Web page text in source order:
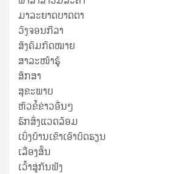
ມາລະຍາດບາດຕາ
ວົງຈອນກີລາ
ສັງຄົມກົດໝາຍ
ສາລະໜ້າຮູ້
ສຶກສາ
ສຸ​ຂະ​ພາບ
ຫົວຂໍ້ຂ່າວອື່ນໆ
ຮັກສິ່ງແວດລ້ອມ
ເບິ່ງບ້ານເຂົາເອົາບົດຮຽນ
ເລື່ອງສັ້ນ
ເວົ້າສູ່ກັນຟັງ